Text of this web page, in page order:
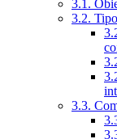
3.1.
3.2.
3.3.